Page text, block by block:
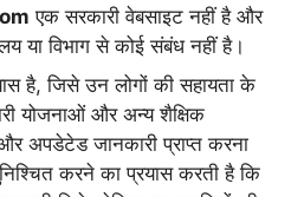
एक सरकारी वेबसाइट नहीं है और
या विभाग से कोई संबंध नहीं है।
है, जिसे उन लोगों की सहायता के
योजनाओं और अन्य शैक्षिक
अपडेटेड जानकारी प्राप्त करना
करने का प्रयास करती है कि